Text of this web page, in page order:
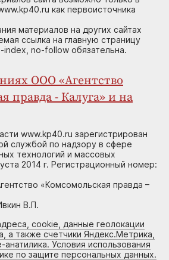
как первоисточника
материалов на других сайтах
ссылка на главную страницу
index, no-follow обязательна.
ООО «Агентство
правда - Калуга» и на
www.kp40.ru зарегистрирован
службой по надзору в сфере
технологий и массовых
2014 г. Регистрационный номер:
«Комсомольская правда –
В.П.
cookie, данные геолокации
а также счетчики Яндекс.Метрика,
Условия использования
по защите персональных данных.